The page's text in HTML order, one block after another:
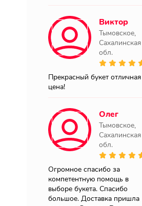
Виктор
Тымовское,
Сахалинская
обл.
Прекрасный букет отличная
цена!
Олег
Тымовское,
Сахалинская
обл.
Огромное спасибо за
компетентную помощь в
выборе букета. Спасибо
большое. Доставка пришла